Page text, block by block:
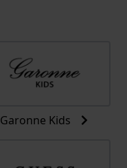
Garonne Kids